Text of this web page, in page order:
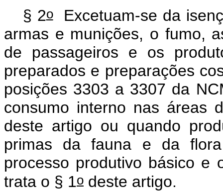
§ 2oExcetuam-se da
armas e munições, o fumo,
de passageiros e os
preparados e preparações
posições 3303 a 3307 da
consumo interno nas áreas
deste artigo ou quando
primas da fauna e da
processo produtivo básico e
trata o § 1o deste artigo.